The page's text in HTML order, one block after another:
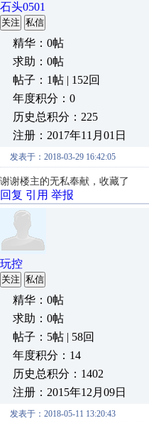
石头0501
关注 私信
精华：0帖
求助：0帖
帖子：1帖 | 152回
年度积分：0
历史总积分：225
注册：2017年11月01日
发表于：2018-03-29 16:42:05
谢谢楼主的无私奉献，收藏了
回复 引用 举报
玩控
关注 私信
精华：0帖
求助：0帖
帖子：5帖 | 58回
年度积分：14
历史总积分：1402
注册：2015年12月09日
发表于：2018-05-11 13:20:43